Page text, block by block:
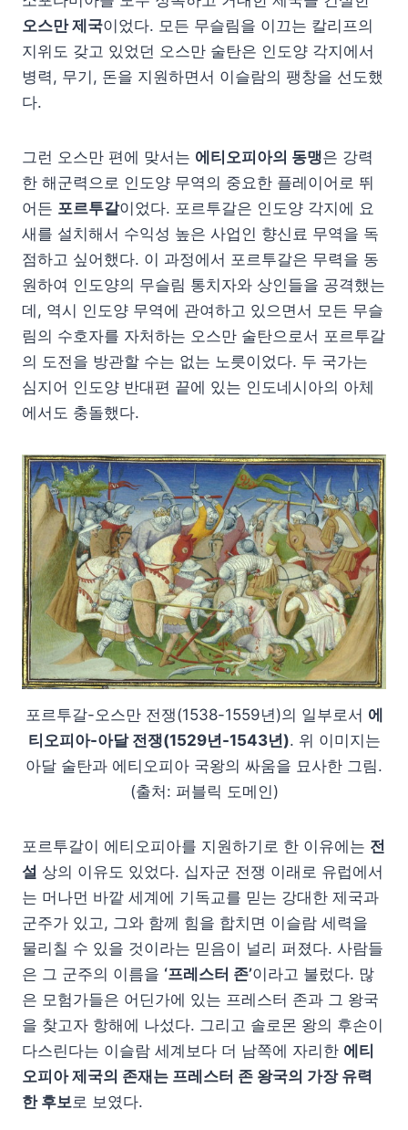
오스만 제국이었다. 모든 무슬림을 이끄는 칼리프의
지위도 갖고 있었던 오스만 술탄은 인도양 각지에서
병력, 무기, 돈을 지원하면서 이슬람의 팽창을 선도했
다.
그런 오스만 편에 맞서는 에티오피아의 동맹은 강력
한 해군력으로 인도양 무역의 중요한 플레이어로 뛰
어든 포르투갈이었다. 포르투갈은 인도양 각지에 요
새를 설치해서 수익성 높은 사업인 향신료 무역을 독
점하고 싶어했다. 이 과정에서 포르투갈은 무력을 동
원하여 인도양의 무슬림 통치자와 상인들을 공격했는
데, 역시 인도양 무역에 관여하고 있으면서 모든 무슬
림의 수호자를 자처하는 오스만 술탄으로서 포르투갈
의 도전을 방관할 수는 없는 노릇이었다. 두 국가는
심지어 인도양 반대편 끝에 있는 인도네시아의 아체
에서도 충돌했다.
포르투갈-오스만 전쟁(1538-1559년)의 일부로서 에
티오피아-아달 전쟁(1529년-1543년). 위 이미지는
아달 술탄과 에티오피아 국왕의 싸움을 묘사한 그림.
(출처: 퍼블릭 도메인)
포르투갈이 에티오피아를 지원하기로 한 이유에는 전
설 상의 이유도 있었다. 십자군 전쟁 이래로 유럽에서
는 머나먼 바깥 세계에 기독교를 믿는 강대한 제국과
군주가 있고, 그와 함께 힘을 합치면 이슬람 세력을
물리칠 수 있을 것이라는 믿음이 널리 퍼졌다. 사람들
은 그 군주의 이름을 ‘프레스터 존’이라고 불렀다. 많
은 모험가들은 어딘가에 있는 프레스터 존과 그 왕국
을 찾고자 항해에 나섰다. 그리고 솔로몬 왕의 후손이
다스린다는 이슬람 세계보다 더 남쪽에 자리한 에티
오피아 제국의 존재는 프레스터 존 왕국의 가장 유력
한 후보 로 보였다.